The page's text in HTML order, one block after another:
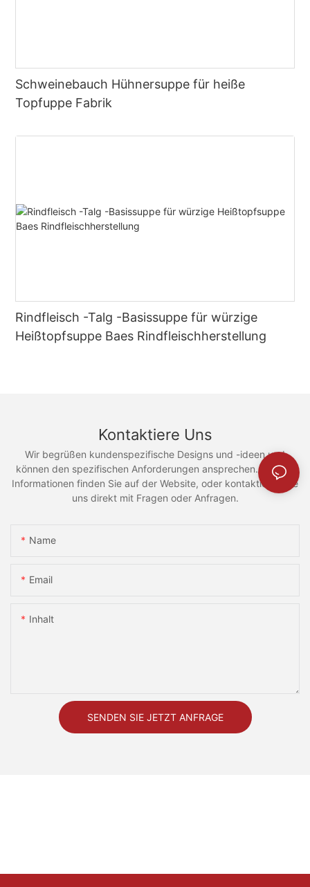
Schweinebauch Hühnersuppe für heiße
Topfuppe Fabrik
Rindfleisch -Talg -Basissuppe für würzige
Heißtopfsuppe Baes Rindfleischherstellung
Kontaktiere Uns
Wir begrüßen kundenspezifische Designs und -ideen und
können den spezifischen Anforderungen ansprechen. Weitere
Informationen finden Sie auf der Website, oder kontaktieren Sie
uns direkt mit Fragen oder Anfragen.
Name
Email
Inhalt
SENDEN SIE JETZT ANFRAGE